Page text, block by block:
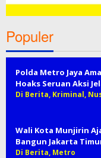
Populer
Polda Metro Jaya
Hoaks Seruan Aksi
Di Berita, Kriminal,
Wali Kota Munjirin
Bangun Jakarta
Di Berita, Metro